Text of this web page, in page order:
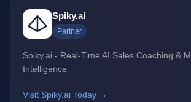
Spiky.ai
Partner
Spiky.ai - Real-Time AI Sales Coaching &
Intelligence
Visit Spiky.ai Today →